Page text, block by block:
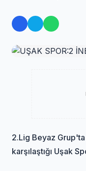
2.Lig Beyaz
karşılaştığı Uşak